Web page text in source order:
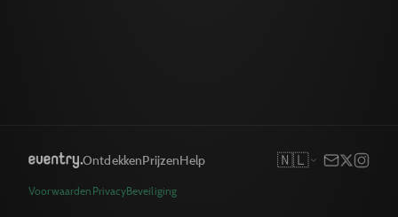
OntdekkenPrijzenHelp 🇳🇱
Voorwaarden PrivacyBeveiliging